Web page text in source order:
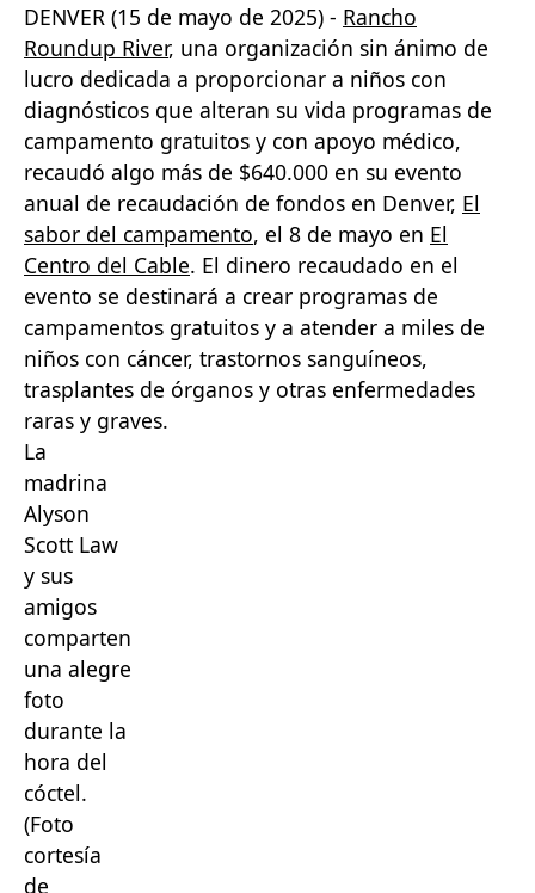
DENVER (15 de mayo de 2025) - Rancho
Roundup River, una organización sin ánimo de
lucro dedicada a proporcionar a niños con
diagnósticos que alteran su vida programas de
campamento gratuitos y con apoyo médico,
recaudó algo más de $640.000 en su evento
anual de recaudación de fondos en Denver, El
sabor del campamento, el 8 de mayo en El
Centro del Cable. El dinero recaudado en el
evento se destinará a crear programas de
campamentos gratuitos y a atender a miles de
niños con cáncer, trastornos sanguíneos,
trasplantes de órganos y otras enfermedades
raras y graves.
La
madrina
Alyson
Scott Law
y sus
amigos
comparten
una alegre
foto
durante la
hora del
cóctel.
(Foto
cortesía
de